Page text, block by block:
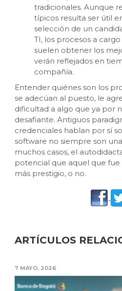
tradicionales. Aunque
típicos resulta ser útil
selección de un
TI, los procesos a
suelen obtener los
verán reflejados en
compañía.
Entender quiénes son los
se adecúan al puesto, le
dificultad a algo que ya por
desafiante. Antiguos
credenciales hablan por sí
software no siempre son
muchos casos, el
potencial que aquel que fue
más prestigio, o no.
ARTÍCULOS
7 MAYO, 2026